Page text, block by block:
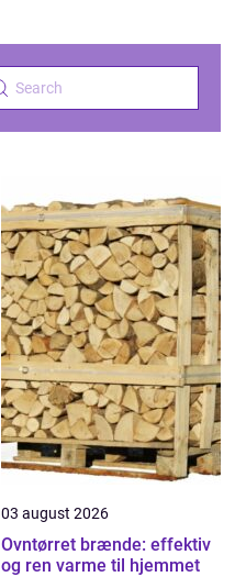
03 august 2026
Ovntørret brænde: effektiv
og ren varme til hjemmet